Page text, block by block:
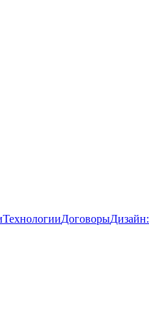
ТехнологииДоговорыДизайн: